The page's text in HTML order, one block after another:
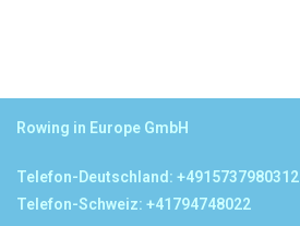
Rowing in Europe GmbH
Telefon-Deutschland: +4915737980312
Telefon-Schweiz: +41794748022